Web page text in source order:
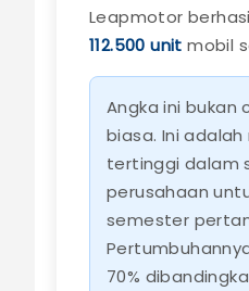
Leapmotor
112.500 unit mobil
Angka ini bukan
biasa. Ini
tertinggi dalam
perusahaan
semester
70%